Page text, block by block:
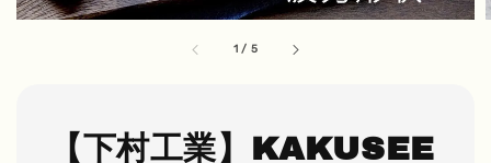
1 / 5
【下村工業】KAKUSEE